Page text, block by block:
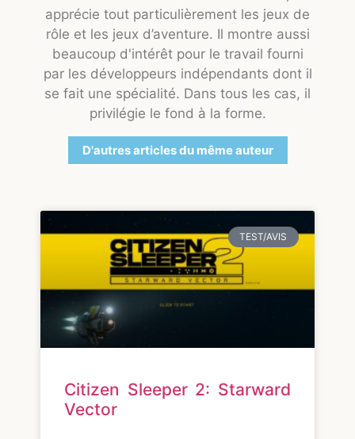
apprécie tout particulièrement les jeux de
rôle et les jeux d’aventure. Il montre aussi
beaucoup d'intérêt pour le travail fourni
par les développeurs indépendants dont il
se fait une spécialité. Dans tous les cas, il
privilégie le fond à la forme.
D'autres articles du même auteur
TEST/AVIS
Citizen Sleeper 2: Starward
Vector